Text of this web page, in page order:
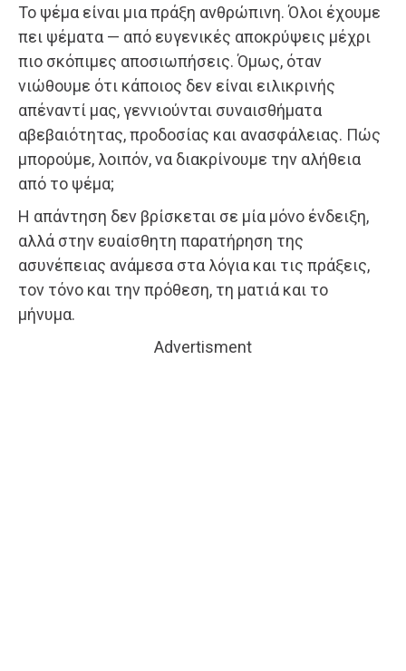
Το ψέμα είναι μια πράξη ανθρώπινη. Όλοι έχουμε
πει ψέματα — από ευγενικές αποκρύψεις μέχρι
πιο σκόπιμες αποσιωπήσεις. Όμως, όταν
νιώθουμε ότι κάποιος δεν είναι ειλικρινής
απέναντί μας, γεννιούνται συναισθήματα
αβεβαιότητας, προδοσίας και ανασφάλειας. Πώς
μπορούμε, λοιπόν, να διακρίνουμε την αλήθεια
από το ψέμα;
Η απάντηση δεν βρίσκεται σε μία μόνο ένδειξη,
αλλά στην ευαίσθητη παρατήρηση της
ασυνέπειας ανάμεσα στα λόγια και τις πράξεις,
τον τόνο και την πρόθεση, τη ματιά και το
μήνυμα.
Advertisment